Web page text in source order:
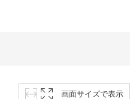
画面サイズで表示